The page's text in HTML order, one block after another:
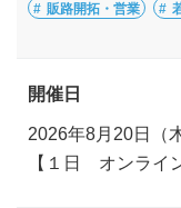
販路開拓・営業
開催日
2026年8月20日（
【１日 オンライ